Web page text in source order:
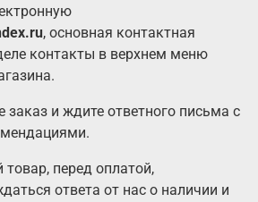
, основная контактная
контакты в верхнем меню
заказ и ждите ответного письма с
перед оплатой,
ответа от нас о наличии и